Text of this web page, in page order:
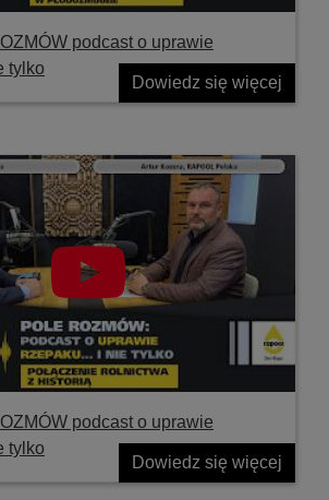
podcast o uprawie
tylko
Dowiedz się więcej
podcast o uprawie
tylko
Dowiedz się więcej